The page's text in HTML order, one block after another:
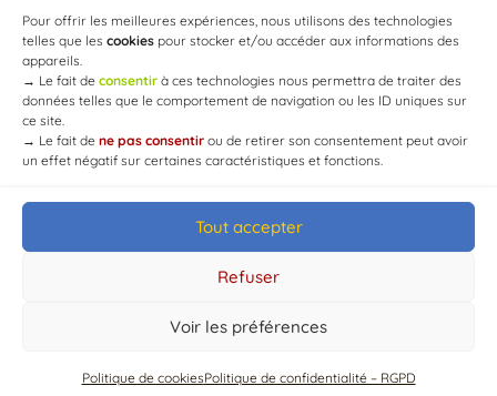
Pour offrir les meilleures expériences, nous utilisons des technologies
telles que les cookies pour stocker et/ou accéder aux informations des
appareils.
→ Le fait de consentir à ces technologies nous permettra de traiter des
données telles que le comportement de navigation ou les ID uniques sur
ce site.
→ Le fait de ne pas consentir ou de retirer son consentement peut avoir
un effet négatif sur certaines caractéristiques et fonctions.
Tout accepter
Refuser
Voir les préférences
Politique de cookiesPolitique de confidentialité – RGPD
inimitables de ce produit de…
© Mairie de Chaource [2004-2024] | Tous droits réservés.
Developed byWEB3-DESIGN